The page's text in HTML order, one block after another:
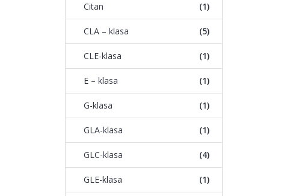
Citan (1)
CLA – klasa (5)
CLE-klasa (1)
E – klasa (1)
G-klasa (1)
GLA-klasa (1)
GLC-klasa (4)
GLE-klasa (1)